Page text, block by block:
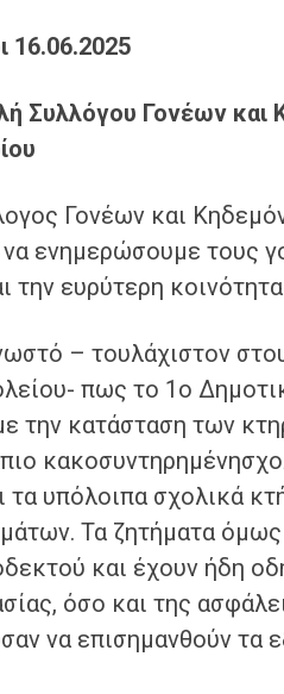
16.06.2025
Συλλόγου Γονέων και
Γονέων και
ενημερώσουμε τους
την ευρύτερη
– τουλάχιστον
πως το 1ο
την κατάσταση των
πιο
τα υπόλοιπα σχολικά
Τα ζητήματα όμως
και έχουν ήδη
όσο και της
να επισημανθούν τα